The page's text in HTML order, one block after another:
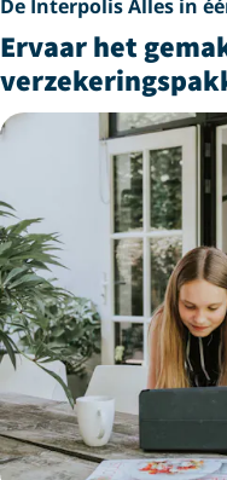
De Interpolis Alles in
Ervaar het